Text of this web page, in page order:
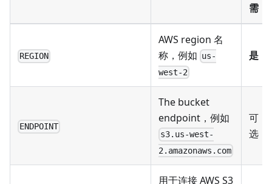
需
REGION
AWS region 名
称，例如 us-
west-2
是
ENDPOINT
The bucket
endpoint，例如
s3.us-west-
2.amazonaws.com
可
选
用于连接 AWS S3